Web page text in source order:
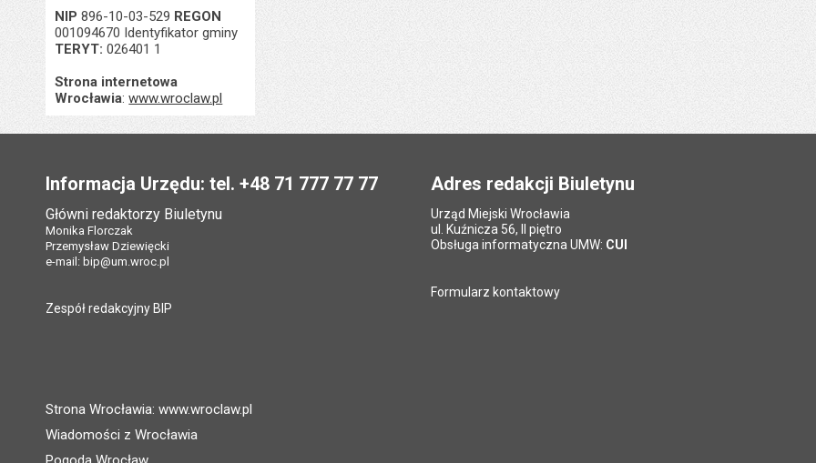
NIP 896-10-03-529 REGON
001094670 Identyfikator gminy
TERYT: 026401 1
Strona internetowa
Wrocławia:www.wroclaw.pl
Informacja Urzędu: tel. +48 71 777 77 77
Główni redaktorzy Biuletynu
Monika Florczak
Przemysław Dziewięcki
e-mail: bip@um.wroc.pl
Zespół redakcyjny BIP
Adres redakcji Biuletynu
Urząd Miejski Wrocławia
ul. Kuźnicza 56, II piętro
Obsługa informatyczna UMW: CUI
Formularz kontaktowy
Strona Wrocławia: www.wroclaw.pl
Wiadomości z Wrocławia